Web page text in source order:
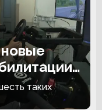
таких